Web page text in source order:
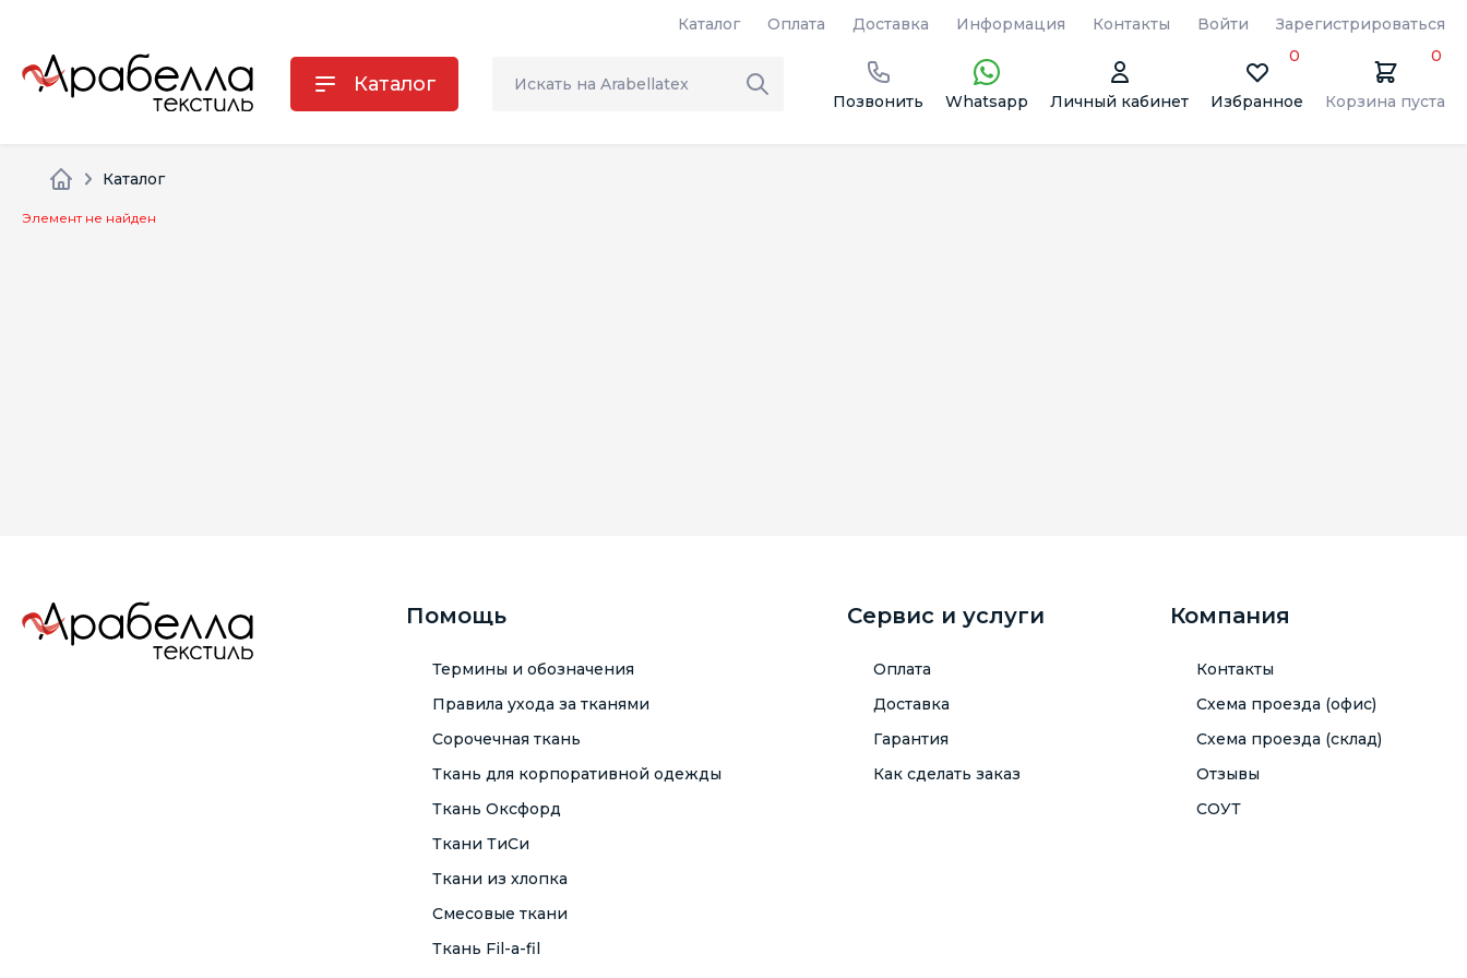
Каталог Оплата Доставка Информация Контакты Войти Зарегистрироваться
Каталог
Позвонить Whatsapp Личный кабинет Избранное
0
Корзина пуста
0
Каталог
Элемент не найден
Помощь
Термины и обозначения
Правила ухода за тканями
Сорочечная ткань
Ткань для корпоративной одежды
Ткань Оксфорд
Ткани ТиСи
Ткани из хлопка
Смесовые ткани
Ткань Fil-a-fil
Сервис и услуги
Оплата
Доставка
Гарантия
Как сделать заказ
Компания
Контакты
Схема проезда (офис)
Схема проезда (склад)
Отзывы
СОУТ